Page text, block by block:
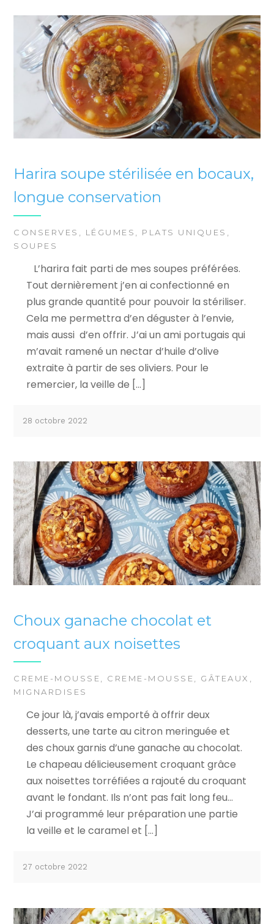
Harira soupe stérilisée en bocaux,
longue conservation
CONSERVES LÉGUMES PLATS UNIQUES
SOUPES
L’harira fait parti de mes soupes préférées.
Tout dernièrement j’en ai confectionné en
plus grande quantité pour pouvoir la stériliser.
Cela me permettra d’en déguster à l’envie,
mais aussi d’en offrir. J’ai un ami portugais qui
m’avait ramené un nectar d’huile d’olive
extraite à partir de ses oliviers. Pour le
remercier, la veille de […]
28 octobre 2022
Choux ganache chocolat et
croquant aux noisettes
CREME-MOUSSE, CREME-MOUSSE, GÂTEAUX ,
MIGNARDISES
Ce jour là, j’avais emporté à offrir deux
desserts, une tarte au citron meringuée et
des choux garnis d’une ganache au chocolat.
Le chapeau délicieusement croquant grâce
aux noisettes torréfiées a rajouté du croquant
avant le fondant. Ils n’ont pas fait long feu…
J’ai programmé leur préparation une partie
la veille et le caramel et […]
27 octobre 2022